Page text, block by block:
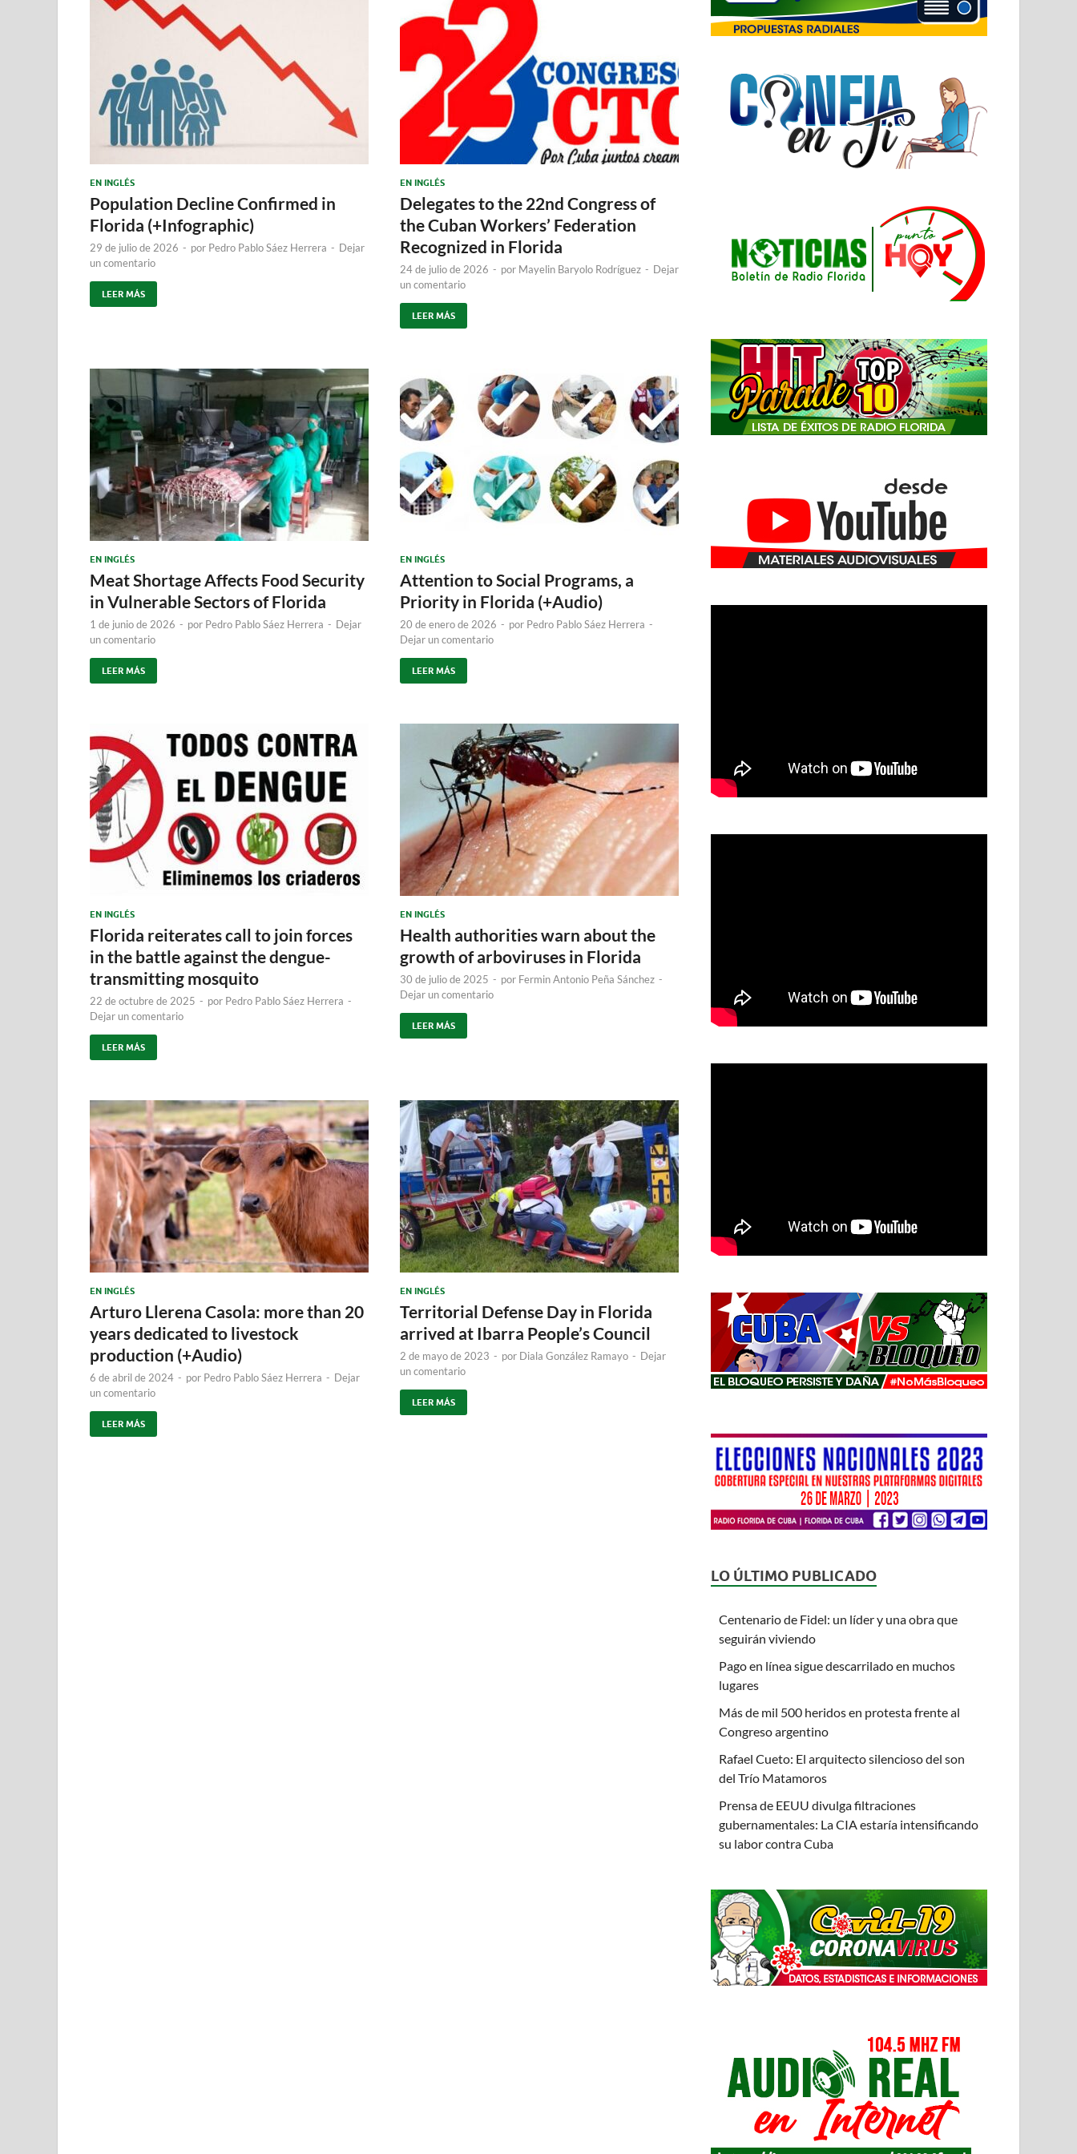
EN INGLÉS
Population Decline Confirmed in
Florida (+Infographic)
29 de julio de 2026 - por Pedro Pablo Sáez Herrera - Dejar
un comentario
LEER MÁS
EN INGLÉS
Delegates to the 22nd Congress of
the Cuban Workers’ Federation
Recognized in Florida
24 de julio de 2026 - por Mayelin Baryolo Rodríguez - Dejar
un comentario
LEER MÁS
EN INGLÉS
Meat Shortage Affects Food Security
in Vulnerable Sectors of Florida
1 de junio de 2026 - por Pedro Pablo Sáez Herrera - Dejar
un comentario
LEER MÁS
EN INGLÉS
Attention to Social Programs, a
Priority in Florida (+Audio)
20 de enero de 2026 - por Pedro Pablo Sáez Herrera -
Dejar un comentario
LEER MÁS
EN INGLÉS
Florida reiterates call to join forces
in the battle against the dengue-
transmitting mosquito
22 de octubre de 2025 - por Pedro Pablo Sáez Herrera -
Dejar un comentario
LEER MÁS
EN INGLÉS
Health authorities warn about the
growth of arboviruses in Florida
30 de julio de 2025 - por Fermin Antonio Peña Sánchez -
Dejar un comentario
LEER MÁS
EN INGLÉS
Arturo Llerena Casola: more than 20
years dedicated to livestock
production (+Audio)
6 de abril de 2024 - por Pedro Pablo Sáez Herrera - Dejar
un comentario
LEER MÁS
EN INGLÉS
Territorial Defense Day in Florida
arrived at Ibarra People’s Council
2 de mayo de 2023 - por Diala González Ramayo - Dejar
un comentario
LEER MÁS
LO ÚLTIMO PUBLICADO
Centenario de Fidel: un líder y una obra que
seguirán viviendo
Pago en línea sigue descarrilado en muchos
lugares
Más de mil 500 heridos en protesta frente al
Congreso argentino
Rafael Cueto: El arquitecto silencioso del son
del Trío Matamoros
Prensa de EEUU divulga filtraciones
gubernamentales: La CIA estaría intensificando
su labor contra Cuba